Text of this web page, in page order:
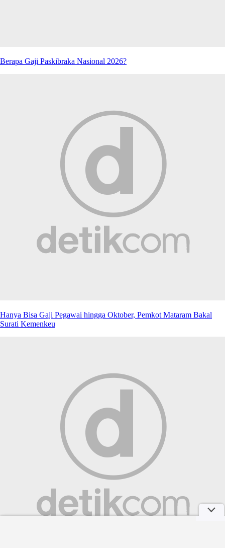
Berapa Gaji Paskibraka Nasional 2026?
Hanya Bisa Gaji Pegawai hingga Oktober, Pemkot Mataram Bakal
Surati Kemenkeu